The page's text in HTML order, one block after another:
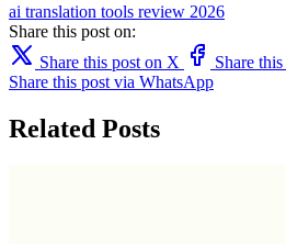
ai translation tools review 2026
Share this post on:
Share this post on X
Share
Share this post via WhatsApp
Related Posts